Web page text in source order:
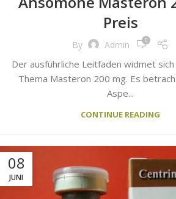
Preis
By Admin 0
Der ausführliche Leitfaden widmet
Thema Masteron 200 mg. Es
Aspe...
CONTINUE READING
08
JUNI